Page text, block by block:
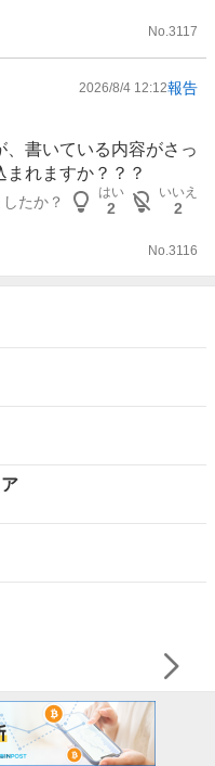
No.3117
2026/8/4 12:12報告
書いている内容がさっ
れますか？？？
たか？
はい
2
いいえ
2
No. 3116